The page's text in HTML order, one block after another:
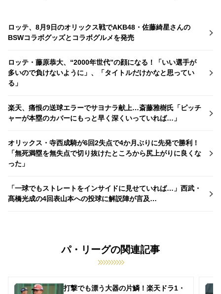
ロッテ、8月9日のオリックス戦でAKB48・佐藤綺星さんの
BSWコラボグッズとコラボグルメを発売
ロッテ・藤原恭大、“2000年世代”の顔になる！「いい選手が
多いので負けないように」、「タイトルだけかなと思ってい
る」
楽天、痛恨の送球エラーでサヨナラ献上…斎藤雅樹氏「ピッチ
ャーが本塁のカバーにもっと早く深くいっていれば…」
オリックス・寺西成騎が6回2失点で4か月ぶりに先発で勝利！
「無死満塁を無失点で切り抜けたところから尻上がりに良くな
った」
「一球でもストレートをインサイドに見せていれば…」西武・
髙橋光成の4回表山本への投球に解説陣が言及…
パ・リーグの関連記事
打撃でも漂う大器の片鱗！楽天ドラ1・